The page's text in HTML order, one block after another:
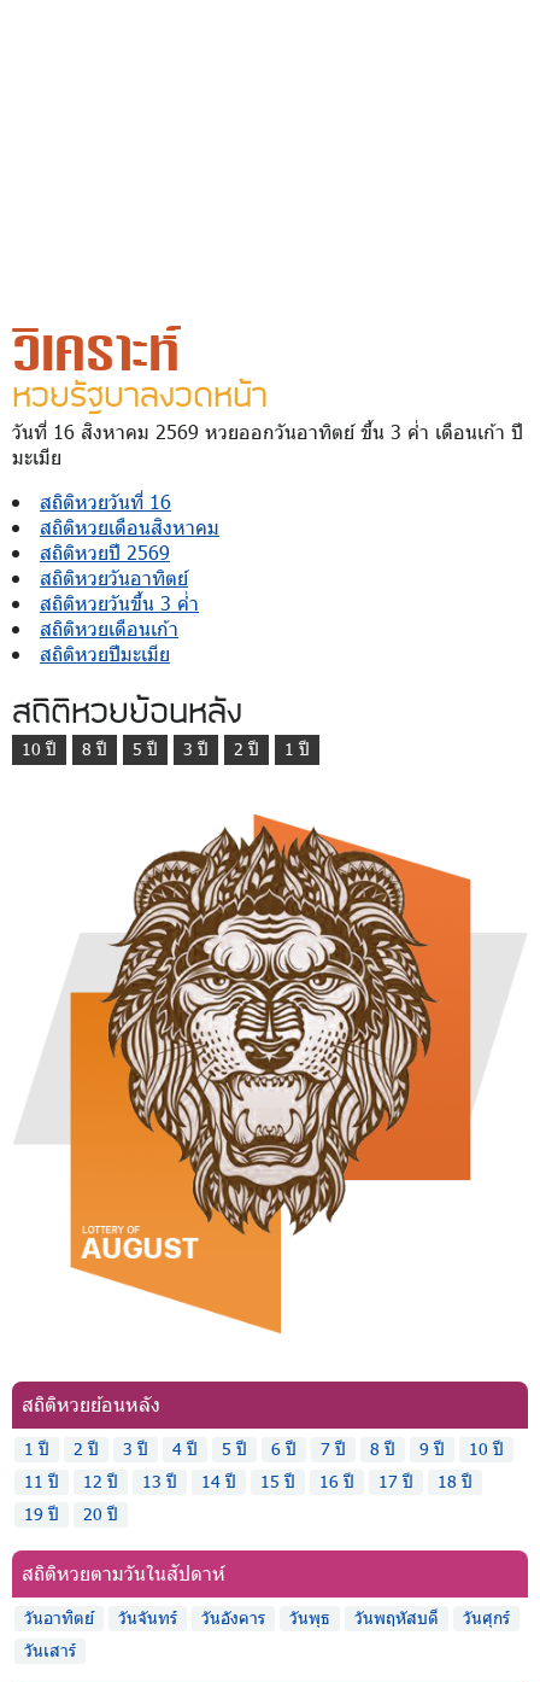
วิเคราะห์
หวยรัฐบาลงวดหน้า
วันที่ 16 สิงหาคม 2569 หวยออกวันอาทิตย์ ขึ้น 3 ค่ำ เดือนเก้า ปี
มะเมีย
สถิติหวยวันที่ 16
สถิติหวยเดือนสิงหาคม
สถิติหวยปี 2569
สถิติหวยวันอาทิตย์
สถิติหวยวันขึ้น 3 ค่ำ
สถิติหวยเดือนเก้า
สถิติหวยปีมะเมีย
สถิติหวยย้อนหลัง
10 ปี 8 ปี 5 ปี 3 ปี 2 ปี 1 ปี
สถิติหวยย้อนหลัง
1 ปี 2 ปี 3 ปี 4 ปี 5 ปี 6 ปี 7 ปี 8 ปี 9 ปี
10 ปี
11 ปี
12 ปี 13 ปี 14 ปี 15 ปี 16 ปี 17 ปี
18 ปี
19 ปี
20 ปี
สถิติหวยตามวันในสัปดาห์
วันอาทิตย์ วันจันทร์ วันอังคาร วันพุธ วันพฤหัสบดี
วันศุกร์
วันเสาร์